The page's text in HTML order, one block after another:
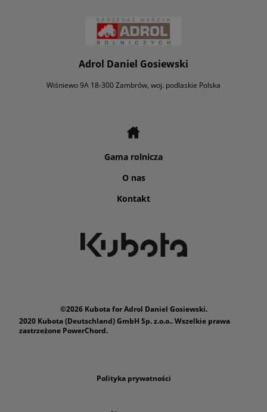
Adrol Daniel Gosiewski
Wiśniewo 9A 18-300 Zambrów, woj. podlaskie Polska
Gama rolnicza
O nas
Kontakt
©2026 Kubota for Adrol Daniel Gosiewski.
2020 Kubota (Deutschland) GmbH Sp. z.o.o.. Wszelkie prawa
zastrzeżone PowerChord.
Polityka prywatności